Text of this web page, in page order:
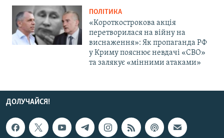
ПОЛІТИКА
«Короткострокова акція
перетворилася на війну на
виснаження»: Як пропаганда РФ
у Криму пояснює невдачі «СВО»
та залякує «мінними атаками»
ДОЛУЧАЙСЯ!